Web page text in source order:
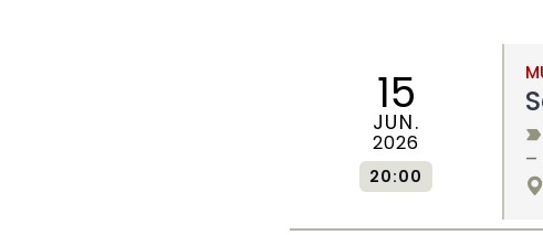
15
JUN.
2026
20:00
–